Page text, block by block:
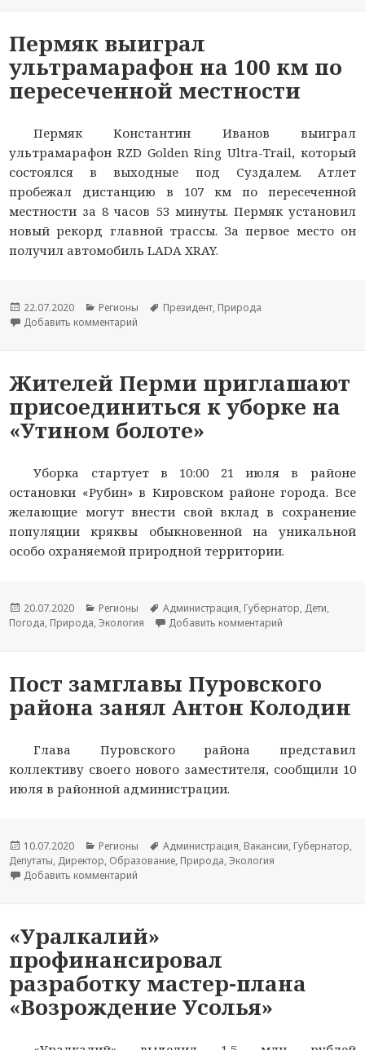
Пермяк выиграл
ультрамарафон на 100 км по
пересеченной местности
Пермяк Константин Иванов выиграл
ультрамарафон RZD Golden Ring Ultra-Trail, который
состоялся в выходные под Суздалем. Атлет
пробежал дистанцию в 107 км по пересеченной
местности за 8 часов 53 минуты. Пермяк установил
новый рекорд главной трассы. За первое место он
получил автомобиль LADA XRAY.
Опубликовано
22.07.2020 Рубрики
Регионы Метки
Президент, Природа
Добавить комментарий
Жителей Перми приглашают
присоединиться к уборке на
«Утином болоте»
Уборка стартует в 10:00 21 июля в районе
остановки «Рубин» в Кировском районе города. Все
желающие могут внести свой вклад в сохранение
популяции кряквы обыкновенной на уникальной
особо охраняемой природной территории.
Опубликовано
20.07.2020 Рубрики
Регионы Метки
Администрация, Губернатор, Дети,
Погода, Природа,Экология Добавить комментарий
Пост замглавы Пуровского
района занял Антон Колодин
Глава Пуровского района представил
коллективу своего нового заместителя, сообщили 10
июля в районной администрации.
Опубликовано
10.07.2020 Рубрики
Регионы Метки
Администрация, Вакансии, Губернатор,
Депутаты, Директор, Образование, Природа,Экология
Добавить комментарий
«Уралкалий»
профинансировал
разработку мастер-плана
«Возрождение Усолья»